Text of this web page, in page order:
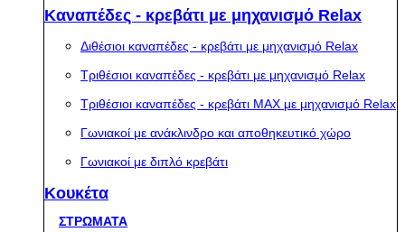
Καναπέδες - κρεβάτι με μηχανισμό Relax
Διθέσιοι καναπέδες - κρεβάτι με μηχανισμό Relax
Τριθέσιοι καναπέδες - κρεβάτι με μηχανισμό Relax
Τριθέσιοι καναπέδες - κρεβάτι MAX με μηχανισμό Relax
Γωνιακοί με ανάκλινδρο και αποθηκευτικό χώρο
Γωνιακοί με διπλό κρεβάτι
Κουκέτα
ΣΤΡΩΜΑΤΑ